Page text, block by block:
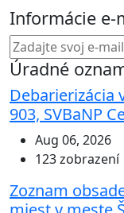
Informácie e-
Úradné
Debarierizácia
903, SVBaNP
Aug 06, 2026
123 zobrazení
Zoznam